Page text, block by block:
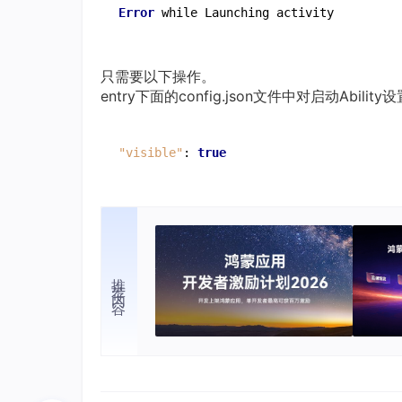
Error
只需要以下操作。
entry下面的config.json文件中对启动Ability设
"visible" : true
推荐内容